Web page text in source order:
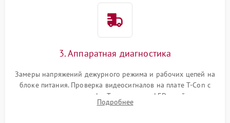
3. Аппаратная диагностика
Замеры напряжений дежурного режима и рабочих цепей на
блоке питания. Проверка видеосигналов на плате T-Con с
помощью осциллографа. Тестирование LED-драйвера и
светодиодных планок подсветки мультиметром.
Подробнее